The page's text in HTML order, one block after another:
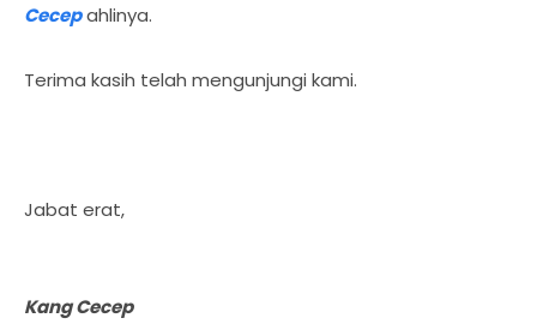
Cecepahlinya.
Terima kasih telah mengunjungi kami.
Jabat erat,
Kang Cecep